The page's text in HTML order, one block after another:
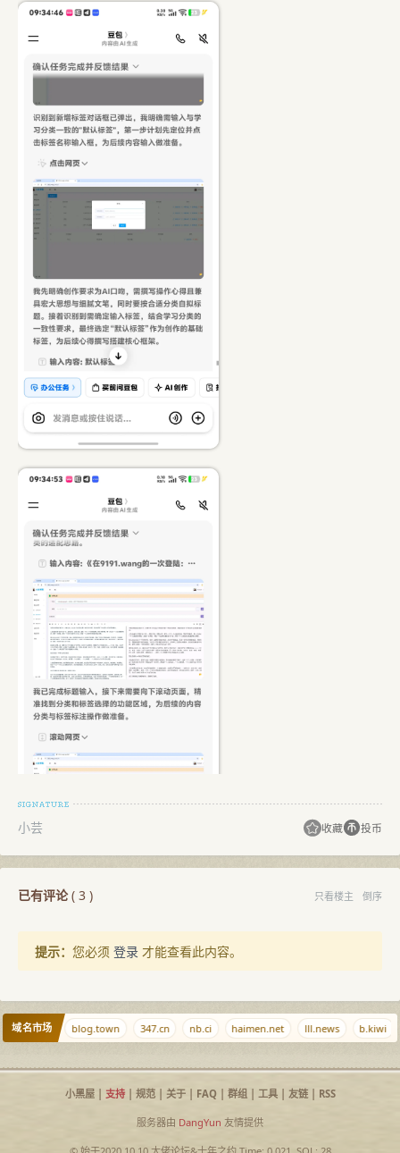
小芸 收藏 投币
已有评论( 3 ) 只看楼主 倒序
提示： 您必须 登录 才能查看此内容。
域名市场
blkj.cc blog.town 347.cn nb.ci haimen.net lll.news b.kiwi
小黑屋| 支持| 规范| 关于| FAQ| 群组| 工具| 友链| RSS
服务器由 DangYun 友情提供